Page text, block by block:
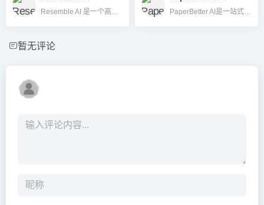
Resemble AI 是一个高度专业化的AI语音平台，其核心竞争力在于实时语音克隆、Speech-to-Speech（语音到语音）转换和生成式语音编辑。 PaperBetter AI是一站式智能学术写作工具，集论文自动生成、查重、PPT制作于一体，助力高效专业化写作。
暂无评论